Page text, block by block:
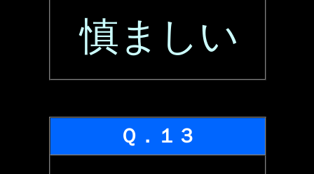
慎ましい
Ｑ．１３